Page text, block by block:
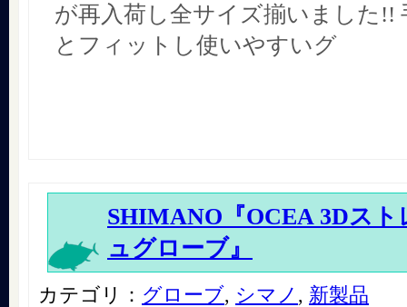
が再入荷し全サイズ揃いました!!
とフィットし使いやすいグ
SHIMANO『OCEA 3Dス
ュグローブ』
カテゴリ： グローブ, シマノ , 新製品